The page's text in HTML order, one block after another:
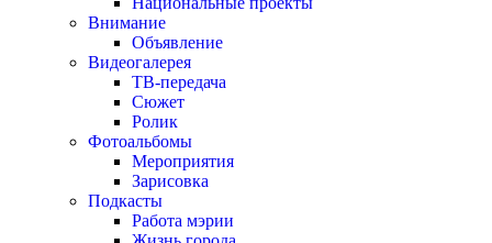
Внимание
Объявление
Видеогалерея
ТВ-передача
Сюжет
Ролик
Фотоальбомы
Мероприятия
Зарисовка
Подкасты
Работа мэрии